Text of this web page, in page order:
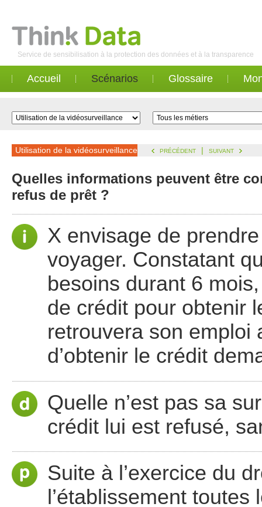
Service de sensibilisation à la protection des données et à la transparence
Accueil Scénarios Glossaire
Utilisation de la vidéosurveillance PRÉCÉDENT | SUIVANT
Quelles informations peuvent être
refus de prêt ?
X envisage de
voyager. Constatant
besoins durant 6
de crédit pour obtenir
retrouvera son emploi
d’obtenir le crédit
Quelle n’est pas sa
crédit lui est refusé,
Suite à l’exercice du
l’établissement